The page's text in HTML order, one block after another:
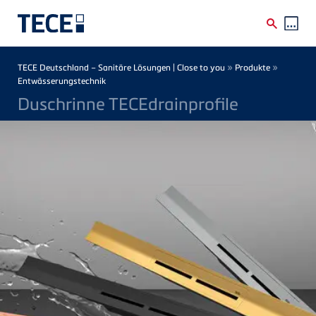
Breadcrumb
TECE Deutschland – Sanitäre Lösungen | Close to you » Produkte »
Entwässerungstechnik
Duschrinne TECEdrainprofile